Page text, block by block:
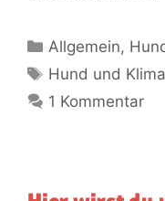
Allgemein,
Hund und Klima
1 Kommentar